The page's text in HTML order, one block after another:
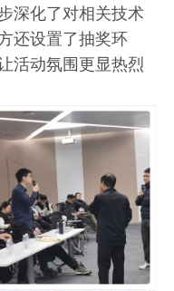
深化了对相关技术
还设置了抽奖环
活动氛围更显热烈